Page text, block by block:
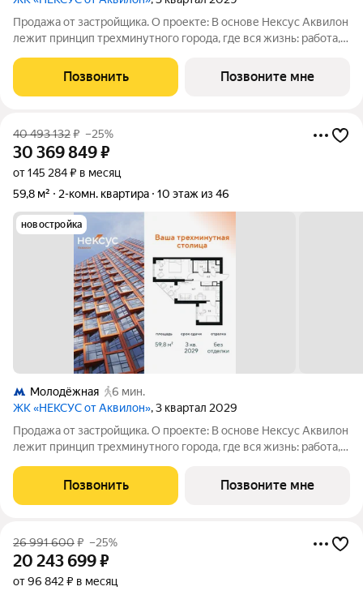
Продажа от застройщика. О проекте: В основе Нексус Аквилон
лежит принцип трехминутного города, где вся жизнь: работа,
шаговой доступности. Он не просто экономит время, а
кардинально
Позвонить Позвоните мне
40 493 132₽ –25%
30 369 849₽
от 145 284 ₽ в месяц
59,8 м²
2-комн. квартира 10 этаж из 46
новостройка
Молодёжная
6 мин.
ЖК «НЕКСУС от Аквилон», 3 квартал 2029
Продажа от застройщика. О проекте: В основе Нексус Аквилон
лежит принцип трехминутного города, где вся жизнь: работа,
шаговой доступности. Он не просто экономит время, а
кардинально
Позвонить Позвоните мне
26 991 600₽ –25%
20 243 699₽
от 96 842 ₽ в месяц